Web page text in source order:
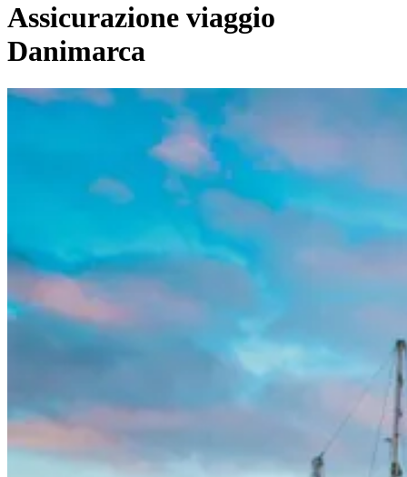
Assicurazione viaggio
Danimarca